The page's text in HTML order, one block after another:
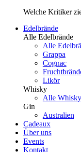
Welche Kritiker
Edelbrände
Alle Edelbrände
Alle
Grappa
Cognac
Likör
Whisky
Alle
Gin
Australien
Cadeaux
Über uns
Events
Kontakt